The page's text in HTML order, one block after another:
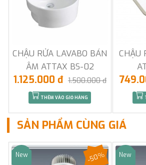
CHẬU RỬA LAVABO BÁN
ÂM ATTAX BS-02
1.125.000 đ 1.500.000 đ
THÊM VÀO GIỎ HÀNG
CHẬU
SẢN PHẨM CÙNG GIÁ
Sale
New -50% Sale
New